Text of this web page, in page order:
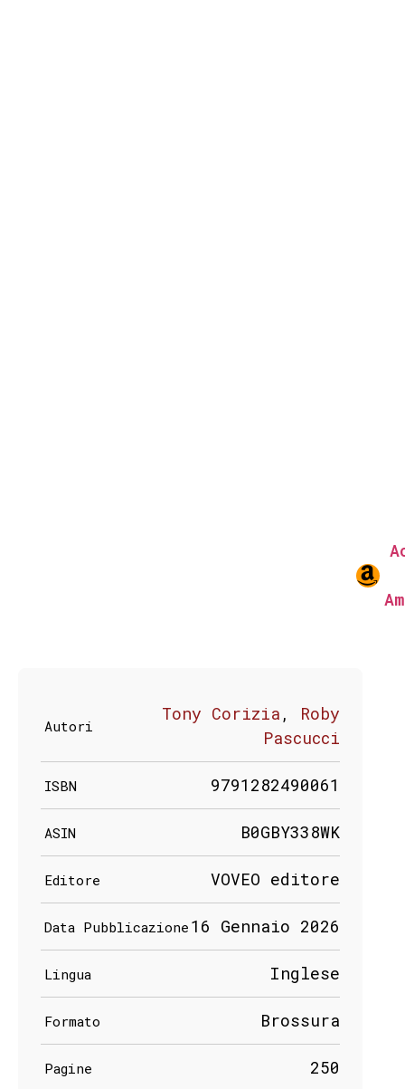
Autori
Tony Corizia , Roby
Pascucci
ISBN 9791282490061
ASIN B0GBY338WK
Editore VOVEO editore
Data Pubblicazione 16 Gennaio 2026
Lingua Inglese
Formato Brossura
Pagine 250